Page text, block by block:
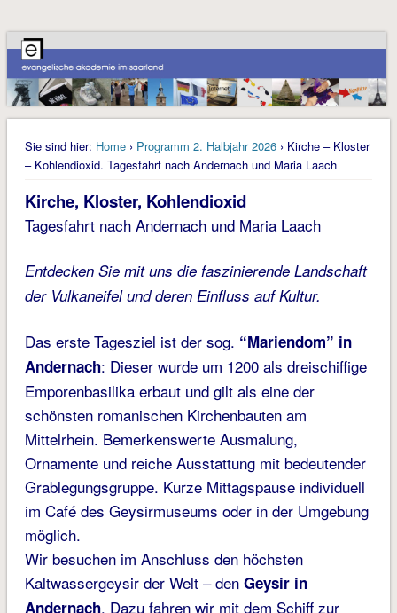
Sie sind hier: Home› Programm 2. Halbjahr 2026› Kirche – Kloster
– Kohlendioxid. Tagesfahrt nach Andernach und Maria Laach
Kirche, Kloster, Kohlendioxid
Tagesfahrt nach Andernach und Maria Laach
Entdecken Sie mit uns die faszinierende Landschaft
der Vulkaneifel und deren Einfluss auf Kultur.
Das erste Tagesziel ist der sog. “Mariendom” in
Andernach: Dieser wurde um 1200 als dreischiffige
Emporenbasilika erbaut und gilt als eine der
schönsten romanischen Kirchenbauten am
Mittelrhein. Bemerkenswerte Ausmalung,
Ornamente und reiche Ausstattung mit bedeutender
Grablegungsgruppe. Kurze Mittagspause individuell
im Café des Geysirmuseums oder in der Umgebung
möglich.
Wir besuchen im Anschluss den höchsten
Kaltwassergeysir der Welt – den Geysir in
Andernach. Dazu fahren wir mit dem Schiff zur